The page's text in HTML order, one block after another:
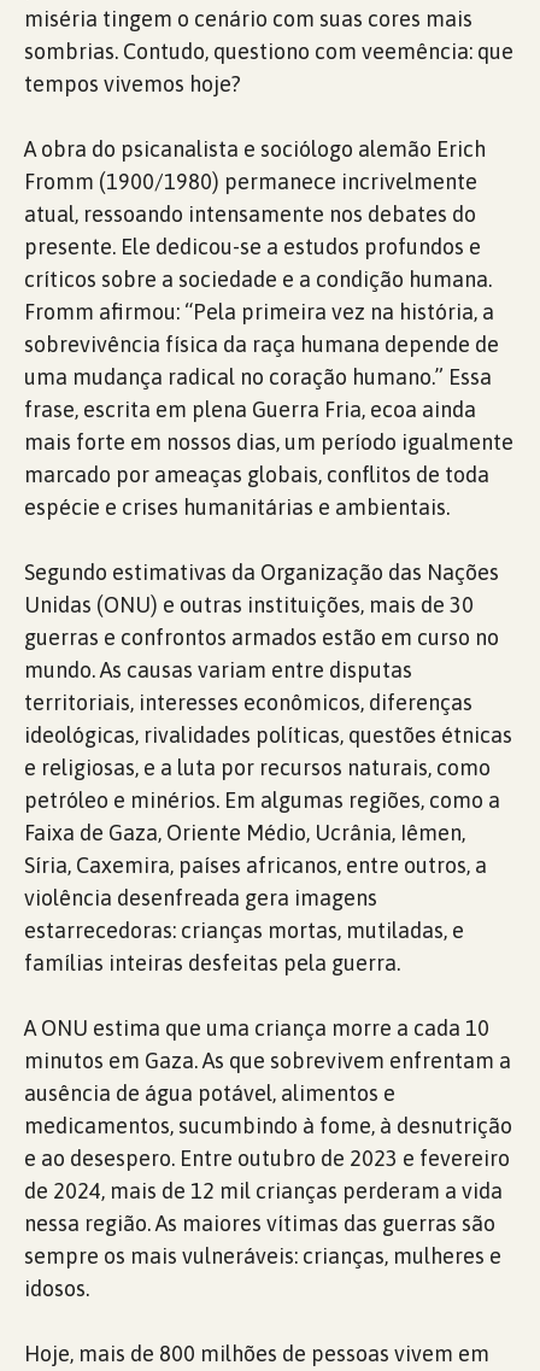
miséria tingem o cenário com suas cores mais
sombrias. Contudo, questiono com veemência: que
tempos vivemos hoje?
A obra do psicanalista e sociólogo alemão Erich
Fromm (1900/1980) permanece incrivelmente
atual, ressoando intensamente nos debates do
presente. Ele dedicou-se a estudos profundos e
críticos sobre a sociedade e a condição humana.
Fromm afirmou: “Pela primeira vez na história, a
sobrevivência física da raça humana depende de
uma mudança radical no coração humano.” Essa
frase, escrita em plena Guerra Fria, ecoa ainda
mais forte em nossos dias, um período igualmente
marcado por ameaças globais, conflitos de toda
espécie e crises humanitárias e ambientais.
Segundo estimativas da Organização das Nações
Unidas (ONU) e outras instituições, mais de 30
guerras e confrontos armados estão em curso no
mundo. As causas variam entre disputas
territoriais, interesses econômicos, diferenças
ideológicas, rivalidades políticas, questões étnicas
e religiosas, e a luta por recursos naturais, como
petróleo e minérios. Em algumas regiões, como a
Faixa de Gaza, Oriente Médio, Ucrânia, Iêmen,
Síria, Caxemira, países africanos, entre outros, a
violência desenfreada gera imagens
estarrecedoras: crianças mortas, mutiladas, e
famílias inteiras desfeitas pela guerra.
A ONU estima que uma criança morre a cada 10
minutos em Gaza. As que sobrevivem enfrentam a
ausência de água potável, alimentos e
medicamentos, sucumbindo à fome, à desnutrição
e ao desespero. Entre outubro de 2023 e fevereiro
de 2024, mais de 12 mil crianças perderam a vida
nessa região. As maiores vítimas das guerras são
sempre os mais vulneráveis: crianças, mulheres e
idosos.
Hoje, mais de 800 milhões de pessoas vivem em